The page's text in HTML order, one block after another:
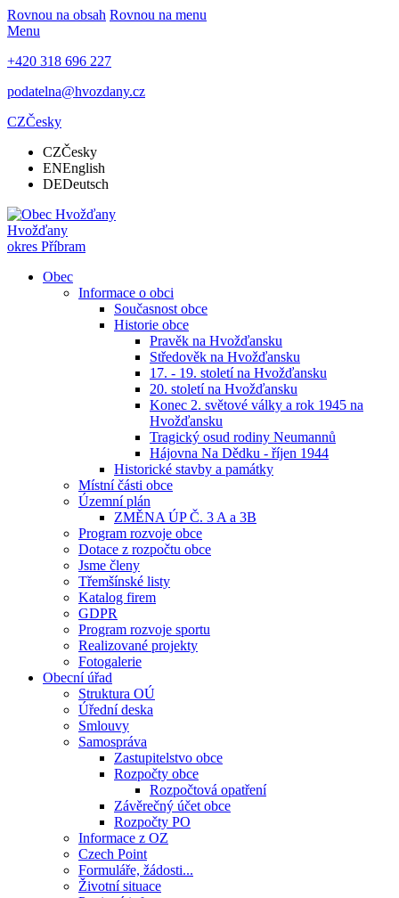
Rovnou na obsah Rovnou na menu
Menu
+420 318 696 227
podatelna@hvozdany.cz
CZČesky
CZČesky
ENEnglish
DEDeutsch
Hvožďany
okres Příbram
Obec
Informace o obci
Současnost obce
Historie obce
Pravěk na Hvožďansku
Středověk na Hvožďansku
17. - 19. století na Hvožďansku
20. století na Hvožďansku
Konec 2. světové války a rok 1945 na
Hvožďansku
Tragický osud rodiny Neumannů
Hájovna Na Dědku - říjen 1944
Historické stavby a památky
Místní části obce
Územní plán
ZMĚNA ÚP Č. 3 A a 3B
Program rozvoje obce
Dotace z rozpočtu obce
Jsme členy
Třemšínské listy
Katalog firem
GDPR
Program rozvoje sportu
Realizované projekty
Fotogalerie
Obecní úřad
Struktura OÚ
Úřední deska
Smlouvy
Samospráva
Zastupitelstvo obce
Rozpočty obce
Rozpočtová opatření
Závěrečný účet obce
Rozpočty PO
Informace z OZ
Czech Point
Formuláře, žádosti...
Životní situace